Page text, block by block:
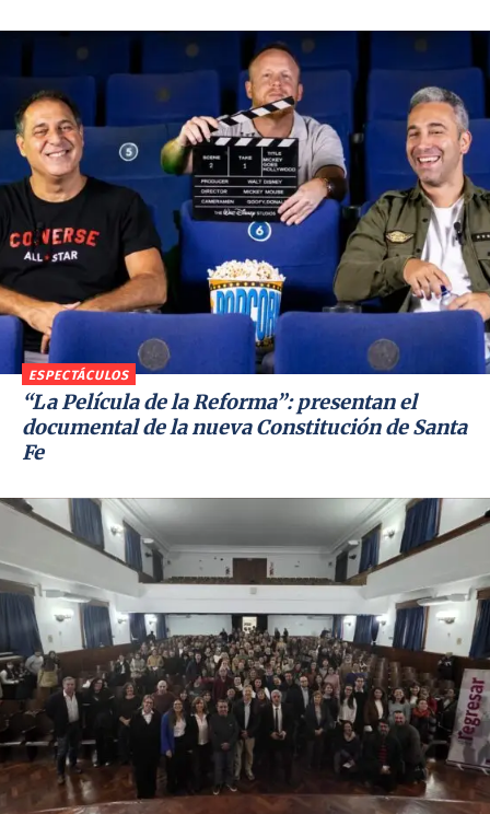
ESPECTÁCULOS
“La Película de la Reforma”: presentan el
documental de la nueva Constitución de Santa
Fe